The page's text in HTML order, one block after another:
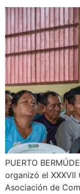
PUERTO
organizó el
Asociación de